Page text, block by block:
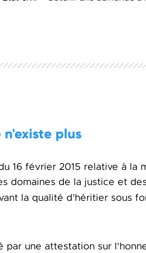
plus
16 février 2015 relative à
domaines de la justice et
la qualité d’héritier sous
une attestation sur